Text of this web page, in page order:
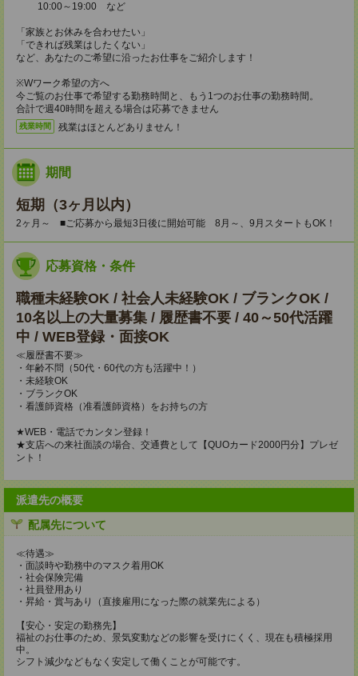
10:00～19:00 など
「家族とお休みを合わせたい」
「できれば残業はしたくない」
など、あなたのご希望に沿ったお仕事をご紹介します！
※Wワーク希望の方へ
今ご覧のお仕事で希望する勤務時間と、もう1つのお仕事の勤務時間。
合計で週40時間を超える場合は応募できません
残業時間 残業はほとんどありません！
期間
短期（3ヶ月以内）
2ヶ月～ ■ご応募から最短3日後に開始可能 8月～、9月スタートもOK！
応募資格・条件
職種未経験OK / 社会人未経験OK / ブランクOK /
10名以上の大量募集 / 履歴書不要 / 40～50代活躍
中 / WEB登録・面接OK
≪履歴書不要≫
・年齢不問（50代・60代の方も活躍中！）
・未経験OK
・ブランクOK
・看護師資格（准看護師資格）をお持ちの方
★WEB・電話でカンタン登録！
★支店への来社面談の場合、交通費として【QUOカード2000円分】プレゼ
ント！
派遣先の概要
配属先について
≪待遇≫
・面談時や勤務中のマスク着用OK
・社会保険完備
・社員登用あり
・昇給・賞与あり（直接雇用になった際の就業先による）
【安心・安定の勤務先】
福祉のお仕事のため、景気変動などの影響を受けにくく、現在も積極採用
中。
シフト減少などもなく安定して働くことが可能です。